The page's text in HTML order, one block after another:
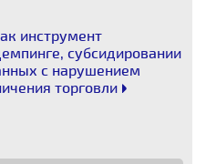
инструмент
субсидировании
с нарушением
торговли